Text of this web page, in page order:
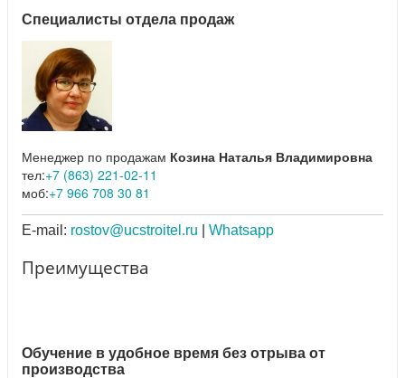
Специалисты отдела продаж
Менеджер по продажам Козина Наталья Владимировна
тел:+7 (863) 221-02-11
моб:+7 966 708 30 81
E-mail: rostov@ucstroitel.ru Whatsapp
Преимущества
Обучение в удобное время без отрыва от
производства